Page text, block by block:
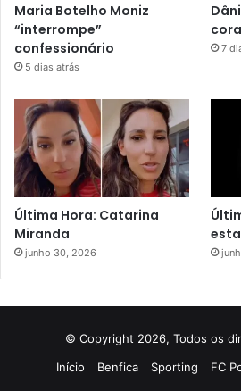
Maria Botelho Moniz
“interrompe”
confessionário
5 dias atrás
7
Última Hora: Catarina
Miranda
junho 30, 2026
© Copyright 2026, Todos os
Início
Benfica Sporting FC